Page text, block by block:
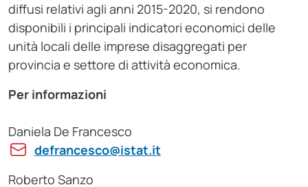
diffusi relativi agli anni 2015-2020, si rendono
disponibili i principali indicatori economici delle
unità locali delle imprese disaggregati per
provincia e settore di attività economica.
Per informazioni
Daniela De Francesco
defrancesco@istat.it
Roberto Sanzo